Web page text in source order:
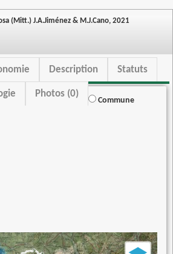
(Mitt.) J.A.Jiménez & M.J.Cano, 2021
Description Statuts
Photos (0)
Commune